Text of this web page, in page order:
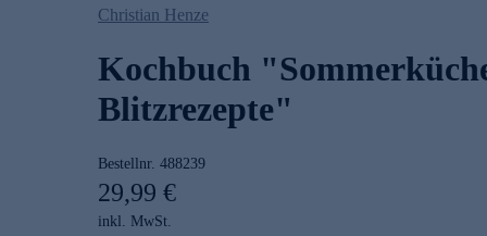
Christian Henze
Kochbuch
Blitzrezepte"
Bestellnr. 488239
29,99 €
inkl. MwSt.